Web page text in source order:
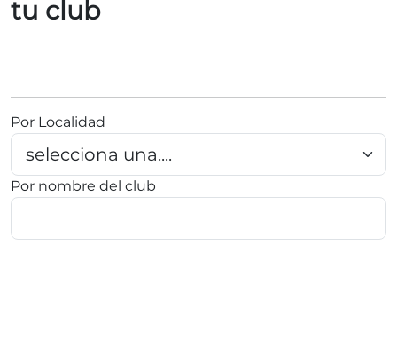
tu club
Por Localidad
Por nombre del club